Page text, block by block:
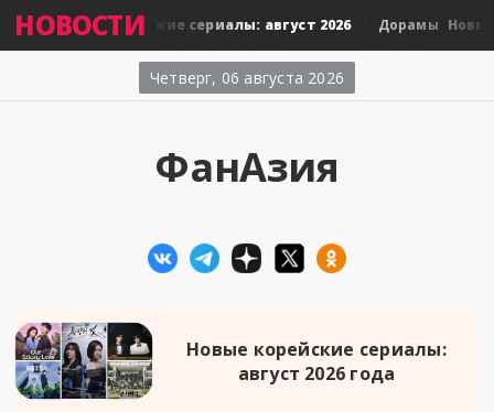
НОВОСТИ
Новые тайские сериалы: август 2026 Дорамы Новые
Четверг, 06 августа 2026
ФанАзия
Новые корейские сериалы:
август 2026 года